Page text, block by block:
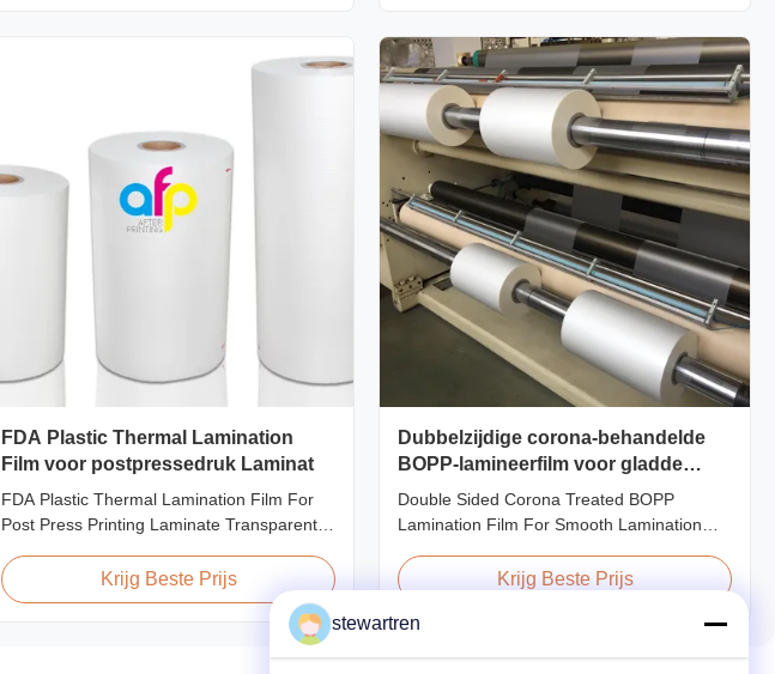
machines. Available in two finishings:
Glossy (also called Bright ...
FDA Plastic Thermal Lamination
Film voor postpressedruk Laminat
FDA Plastic Thermal Lamination Film For
Post Press Printing Laminate Transparent
Post-press Printing Laminate BOPP
Thermal Lamination Film Parameter
Oriented Polypropylene) Film Thickness
Krijg Beste Prijs
Dubbelzijdige corona-behandelde
BOPP-lamineerfilm voor gladde
lamineering
Double Sided Corona Treated BOPP
Lamination Film For Smooth Lamination
Films are manufactured using Multiple
finish and excellent adhesion to printed
Krijg Beste Prijs
stewartren